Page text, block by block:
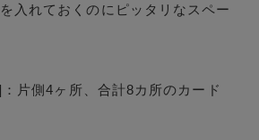
入れておくのにピッタリなスペー
片側4ヶ所、合計8カ所のカード